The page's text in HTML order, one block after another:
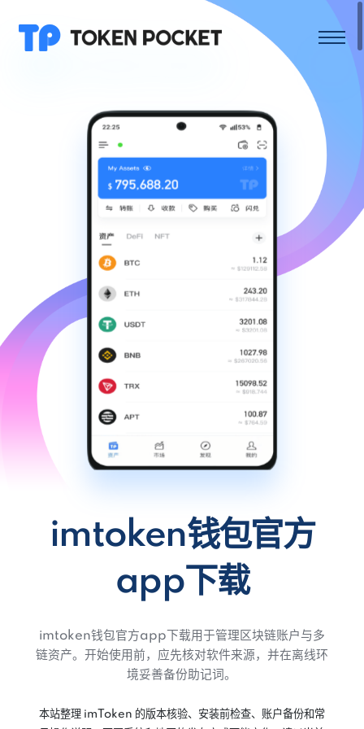
imtoken钱包官方
app下载
imtoken钱包官方app下载用于管理区块链账户与多
链资产。开始使用前，应先核对软件来源，并在离线环
境妥善备份助记词。
本站整理 imToken 的版本核验、安装前检查、账户备份和常